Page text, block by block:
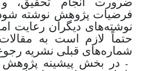
فرضیات پژوهش نوشته شود.
نوشته‌های دیگران رعایت
حتماً لازم است به
شماره‌های قبلی نشریه رجوع
- در بخش پیشینه پژوهش